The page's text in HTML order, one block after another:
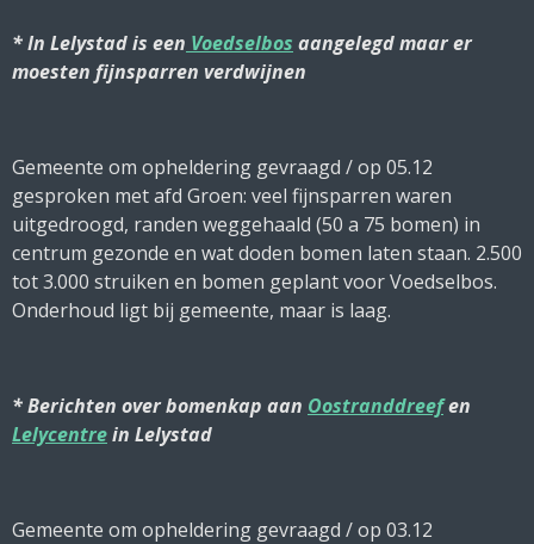
* In Lelystad is een Voedselbos aangelegd maar er
moesten fijnsparren verdwijnen
Gemeente om opheldering gevraagd / op 05.12
gesproken met afd Groen: veel fijnsparren waren
uitgedroogd, randen weggehaald (50 a 75 bomen) in
centrum gezonde en wat doden bomen laten staan. 2.500
tot 3.000 struiken en bomen geplant voor Voedselbos.
Onderhoud ligt bij gemeente, maar is laag.
* Berichten over bomenkap aan Oostranddreefen
Lelycentrein Lelystad
Gemeente om opheldering gevraagd / op 03.12